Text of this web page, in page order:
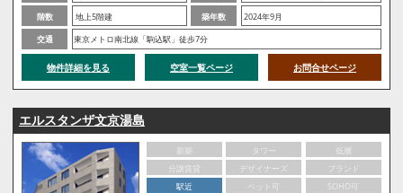
階数
地上5階建 築年数
2024年9月
交通
東京メトロ南北線「駒込駅」徒歩7分
物件詳細を見る 空室一覧ページ お問合せページ
エルスタンザ文京湯島
新築 タワー
低層
分譲賃貸
デザイナーズ
ブランド
駅近
ペット可
SOHO可